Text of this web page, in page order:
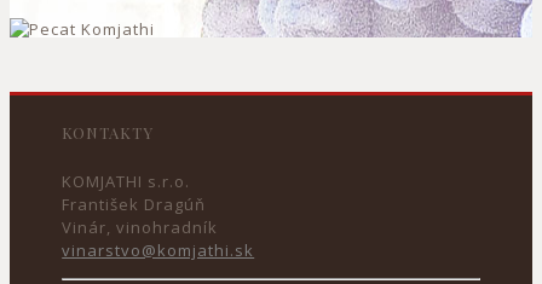
KONTAKTY
KOMJATHI s.r.o.
František Dragúň
Vinár, vinohradník
vinarstvo@komjathi.sk